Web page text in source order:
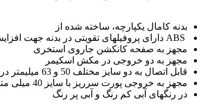
بدنه کامال یکپارچه، ساخته شده از
مجهز به صفحه کانکشن جاروی استخری
مجهز به دو خروجی در مکش اسکیمر
قابل اتصال به دو سایز مختلف 50 و 63 میلیمتر در کانکشن مکش اسکیمر
مجهز به خروجی پورت سرریز با سایز 40 میلی متر
در رنگهای آبی کم رنگ و آبی پر رنگ